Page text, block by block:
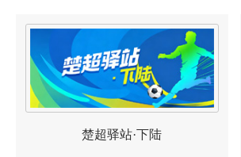
楚超驿站·下陆